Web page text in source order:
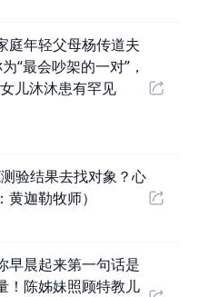
庭年轻父母杨传道夫
“最会吵架的一对”，
儿沐沐患有罕见
验结果去找对象？心
迦勒牧师）
早晨起来第一句话是
！陈姊妹照顾特教儿